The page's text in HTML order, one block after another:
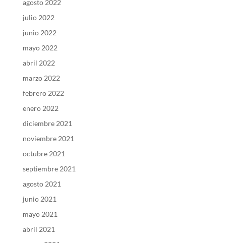
agosto 2022
julio 2022
junio 2022
mayo 2022
abril 2022
marzo 2022
febrero 2022
enero 2022
diciembre 2021
noviembre 2021
octubre 2021
septiembre 2021
agosto 2021
junio 2021
mayo 2021
abril 2021